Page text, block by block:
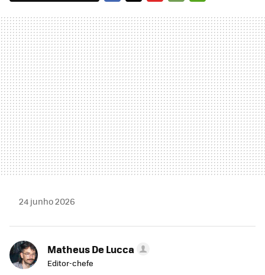
MAIL
24 junho 2026
Matheus De Lucca
Editor-chefe